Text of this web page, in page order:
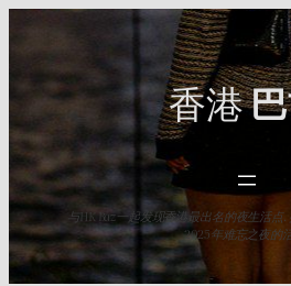
香港
与HK Baz一起发现香港最出名的夜生活点
2025年难忘之夜的